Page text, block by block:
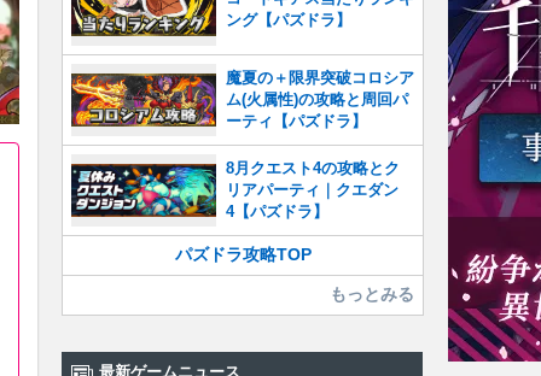
ング【パズドラ】
魔夏の＋限界突破コロシア
ム(火属性)の攻略と周回パ
ーティ【パズドラ】
8月クエスト4の攻略とク
リアパーティ｜クエダン
4【パズドラ】
パズドラ攻略TOP
もっとみる
最新ゲームニュース